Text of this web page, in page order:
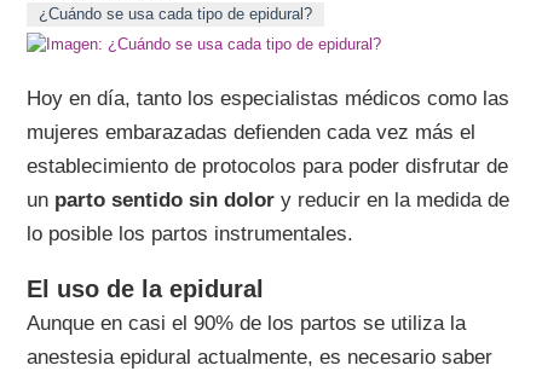
¿Cuándo se usa cada tipo de epidural?
Hoy en día, tanto los especialistas médicos como las
mujeres embarazadas defienden cada vez más el
establecimiento de protocolos para poder disfrutar de
un parto sentido sin dolor y reducir en la medida de
lo posible los partos instrumentales.
El uso de la epidural
Aunque en casi el 90% de los partos se utiliza la
anestesia epidural actualmente, es necesario saber